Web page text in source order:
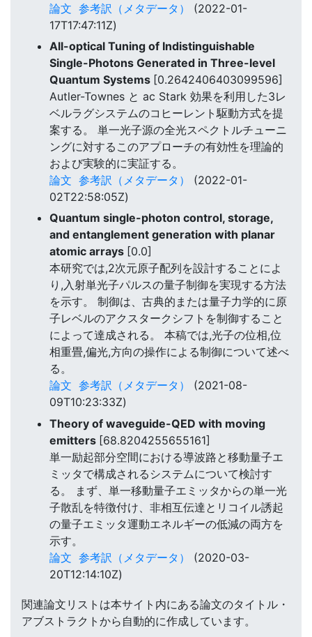
論文 参考訳（メタデータ）
(2022-01-
17T17:47:11Z)
All-optical Tuning of Indistinguishable
Single-Photons Generated in Three-level
Quantum Systems [0.2642406403099596]
Autler-Townes と ac Stark 効果を利用した3レ
ベルラグシステムのコヒーレント駆動方式を提
案する。 単一光子源の全光スペクトルチューニ
ングに対するこのアプローチの有効性を理論的
および実験的に実証する。
論文 参考訳（メタデータ）
(2022-01-
02T22:58:05Z)
Quantum single-photon control, storage,
and entanglement generation with planar
atomic arrays [0.0]
本研究では,2次元原子配列を設計することによ
り,入射単光子パルスの量子制御を実現する方法
を示す。 制御は、古典的または量子力学的に原
子レベルのアクスタークシフトを制御すること
によって達成される。 本稿では,光子の位相,位
相重畳,偏光,方向の操作による制御について述べ
る。
論文 参考訳（メタデータ）
(2021-08-
09T10:23:33Z)
Theory of waveguide-QED with moving
emitters [68.8204255655161]
単一励起部分空間における導波路と移動量子エ
ミッタで構成されるシステムについて検討す
る。 まず、単一移動量子エミッタからの単一光
子散乱を特徴付け、非相互伝達とリコイル誘起
の量子エミッタ運動エネルギーの低減の両方を
示す。
論文 参考訳（メタデータ）
(2020-03-
20T12:14:10Z)
関連論文リストは本サイト内にある論文のタイトル・
アブストラクトから自動的に作成しています。